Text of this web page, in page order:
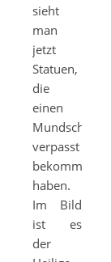
sieht
man
jetzt
Statuen,
die
einen
Mundschutz
verpasst
bekommen
haben.
Im Bild
ist es
der